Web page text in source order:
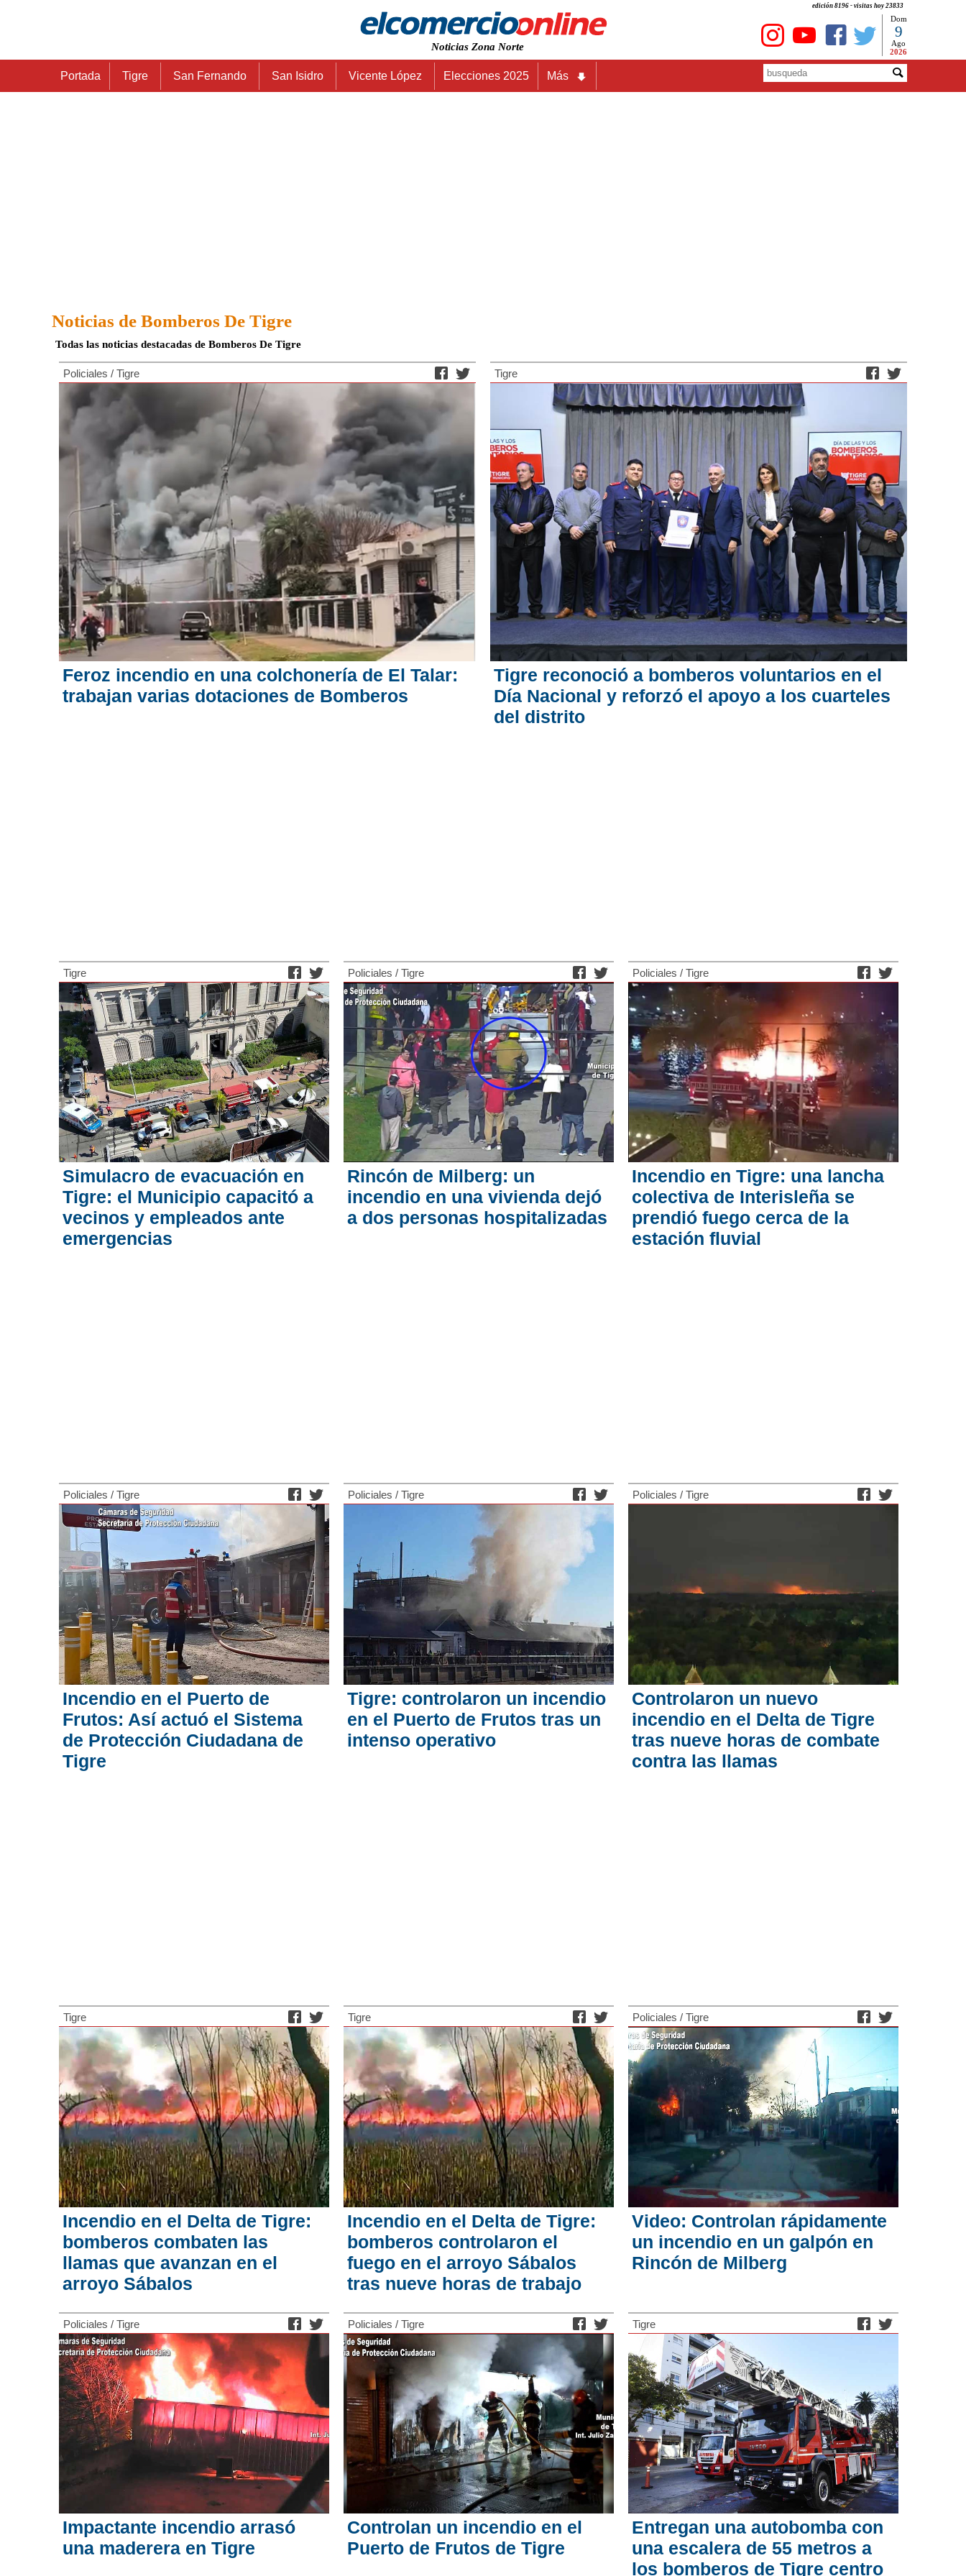
edición 8196 - visitas hoy 23833
Noticias Zona Norte
Dom
9
Ago
2026
Portada Tigre San Fernando San Isidro Vicente López Elecciones 2025 Más
Noticias de Bomberos De Tigre
Todas las noticias destacadas de Bomberos De Tigre
Policiales / Tigre
Feroz incendio en una colchonería de El Talar:
trabajan varias dotaciones de Bomberos
Tigre
Tigre reconoció a bomberos voluntarios en el
Día Nacional y reforzó el apoyo a los cuarteles
del distrito
Tigre
Simulacro de evacuación en
Tigre: el Municipio capacitó a
vecinos y empleados ante
emergencias
Policiales / Tigre
Rincón de Milberg: un
incendio en una vivienda dejó
a dos personas hospitalizadas
Policiales / Tigre
Incendio en Tigre: una lancha
colectiva de Interisleña se
prendió fuego cerca de la
estación fluvial
Policiales / Tigre
Incendio en el Puerto de
Frutos: Así actuó el Sistema
de Protección Ciudadana de
Tigre
Policiales / Tigre
Tigre: controlaron un incendio
en el Puerto de Frutos tras un
intenso operativo
Policiales / Tigre
Controlaron un nuevo
incendio en el Delta de Tigre
tras nueve horas de combate
contra las llamas
Tigre
Incendio en el Delta de Tigre:
bomberos combaten las
llamas que avanzan en el
arroyo Sábalos
Tigre
Incendio en el Delta de Tigre:
bomberos controlaron el
fuego en el arroyo Sábalos
tras nueve horas de trabajo
Policiales / Tigre
Video: Controlan rápidamente
un incendio en un galpón en
Rincón de Milberg
Policiales / Tigre
Impactante incendio arrasó
una maderera en Tigre
Policiales / Tigre
Controlan un incendio en el
Puerto de Frutos de Tigre
Tigre
Entregan una autobomba con
una escalera de 55 metros a
los bomberos de Tigre centro